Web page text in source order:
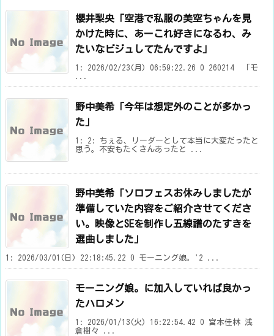
櫻井梨央「空港で私服の美空ちゃんを見
かけた時に、あーこれ好きになるわ、み
たいなビジュしてたんですよ」
1: 2026/02/23(月) 06:59:22.26 0 260214 「モ
...
野中美希「今年は想定外のことが多かっ
た」
1: 2: ちぇる、リーダーとして本当に大変だったと
思う。不安もたくさんあったと ...
野中美希「ソロフェスお休みしましたが
準備していた内容をご紹介させてくださ
い。映像とSEを制作し五線譜のたすきを
選曲しました」
1: 2026/03/01(日) 22:18:45.22 0 モーニング娘。'2 ...
モーニング娘。に加入していれば良かっ
たハロメン
1: 2026/01/13(火) 16:22:54.42 0 宮本佳林 浅
倉樹々 ...